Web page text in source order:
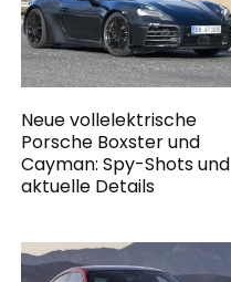
Neue vollelektrische
Porsche Boxster und
Cayman: Spy-Shots und
aktuelle Details